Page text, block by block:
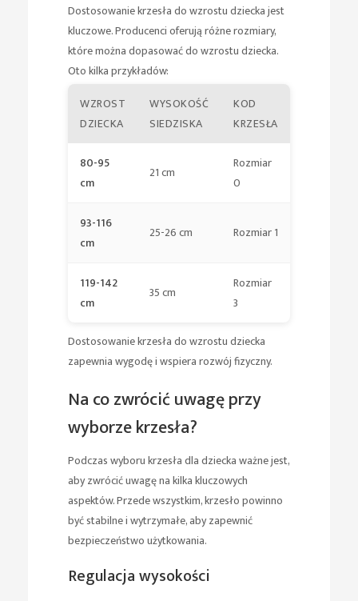
Dostosowanie krzesła do wzrostu dziecka jest
kluczowe. Producenci oferują różne rozmiary,
które można dopasować do wzrostu dziecka.
Oto kilka przykładów:
WZROST
DZIECKA
WYSOKOŚĆ
SIEDZISKA
KOD
KRZESŁA
80-95
cm
21 cm
Rozmiar
0
93-116
cm
25-26 cm Rozmiar 1
119-142
cm
35 cm
Rozmiar
3
Dostosowanie krzesła do wzrostu dziecka
zapewnia wygodę i wspiera rozwój fizyczny.
Na co zwrócić uwagę przy
wyborze krzesła?
Podczas wyboru krzesła dla dziecka ważne jest,
aby zwrócić uwagę na kilka kluczowych
aspektów. Przede wszystkim, krzesło powinno
być stabilne i wytrzymałe, aby zapewnić
bezpieczeństwo użytkowania.
Regulacja wysokości